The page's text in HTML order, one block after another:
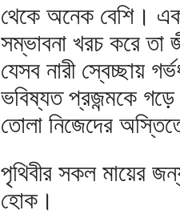
থেকে অনেক বেশি।
সম্ভাবনা খরচ করে তা
যেসব নারী স্বেচ্ছায়
ভবিষ্যত প্রজন্মকে
তোলা নিজেদের
পৃথিবীর সকল মায়ের
হোক।